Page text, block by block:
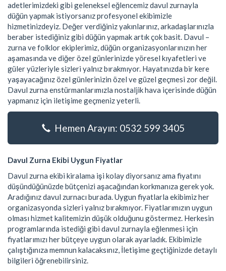
adetlerimizdeki gibi geleneksel eğlencemiz davul zurnayla
düğün yapmak istiyorsanız profesyonel ekibimizle
hizmetinizdeyiz. Değer verdiğiniz yakınlarınız, arkadaşlarınızla
beraber istediğiniz gibi düğün yapmak artık çok basit. Davul –
zurna ve folklor ekiplerimiz, düğün organizasyonlarınızın her
aşamasında ve diğer özel günlerinizde yöresel kıyafetleri ve
güler yüzleriyle sizleri yalnız bırakmıyor. Hayatınızda bir kere
yaşayacağınız özel günlerinizin özel ve güzel geçmesi zor değil.
Davul zurna enstürmanlarımızla nostaljik hava içerisinde düğün
yapmanız için iletişime geçmeniz yeterli.
Hemen Arayın: 0532 599 3405
Davul Zurna Ekibi Uygun Fiyatlar
Davul zurna ekibi kiralama işi kolay diyorsanız ama fiyatını
düşündüğünüzde bütçenizi aşacağından korkmanıza gerek yok.
Aradığınız davul zurnacı burada. Uygun fiyatlarla ekibimiz her
organizasyonda sizleri yalnız bırakmıyor. Fiyatlarımızın uygun
olması hizmet kalitemizin düşük olduğunu göstermez. Herkesin
programlarında istediği gibi davul zurnayla eğlenmesi için
fiyatlarımızı her bütçeye uygun olarak ayarladık. Ekibimizle
çalıştığınıza memnun kalacaksınız, İletişime geçtiğinizde detaylı
bilgileri öğrenebilirsiniz.